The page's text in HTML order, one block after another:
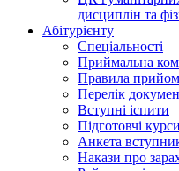
дисциплін та
Абітурієнту
Спеціальності
Приймальна
Правила
Перелік
Вступні іспити
Підготовчі курси
Анкета
Накази про